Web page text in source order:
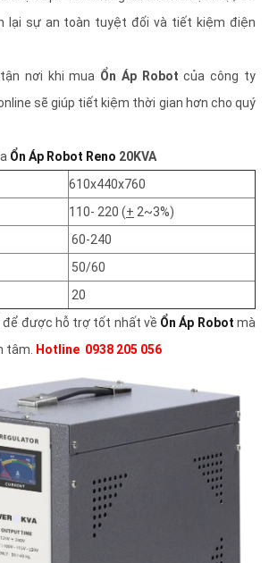
lại sự an toàn tuyệt đối và tiết kiệm điện
nơi khi mua Ổn Áp Robot của công ty
sẽ giúp tiết kiệm thời gian hơn cho quý
Ổn Áp Robot Reno 20KVA
610x440x760
110- 220 (+ 2~3%)
60-240
50/60
20
để được hỗ trợ tốt nhất về Ổn Áp Robotmà
tâm. Hotline 0938 205 056